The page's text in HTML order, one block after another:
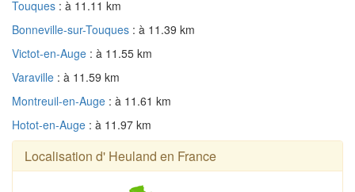
Touques : à 11.11 km
Bonneville-sur-Touques : à 11.39 km
Victot-en-Auge : à 11.55 km
Varaville : à 11.59 km
Montreuil-en-Auge : à 11.61 km
Hotot-en-Auge : à 11.97 km
Localisation d' Heuland en France